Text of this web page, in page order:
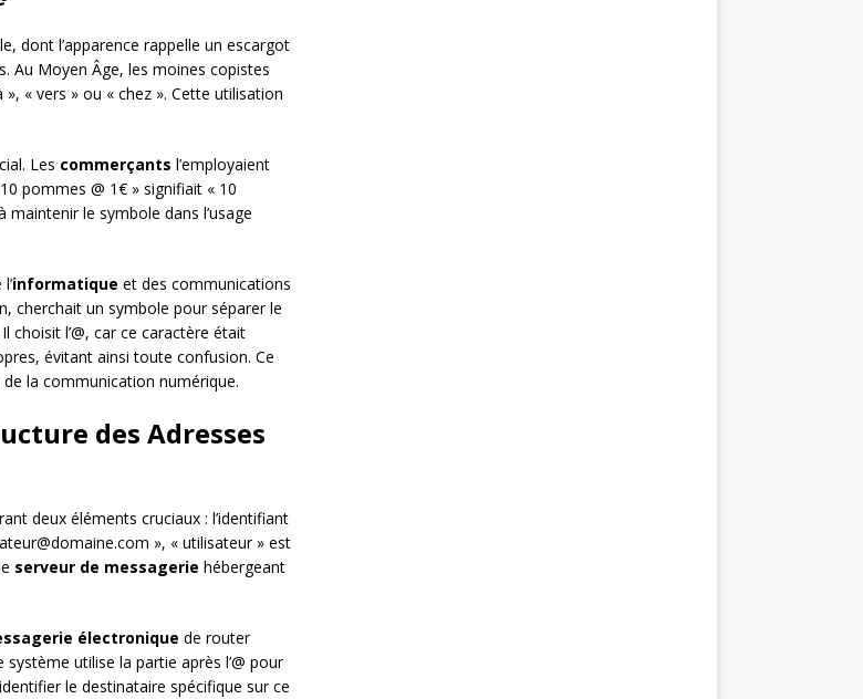
dont l’apparence rappelle un escargot
Au Moyen Âge, les moines copistes
« vers » ou « chez ». Cette utilisation
Les commerçants l’employaient
pommes @ 1€ » signifiait « 10
le symbole dans l’usage
informatique et des communications
cherchait un symbole pour séparer le
choisit l’@, car ce caractère était
évitant ainsi toute confusion. Ce
la communication numérique.
des Adresses
deux éléments cruciaux : l’identifiant
», « utilisateur » est
serveur de messagerie hébergeant
électronique de router
utilise la partie après l’@ pour
le destinataire spécifique sur ce